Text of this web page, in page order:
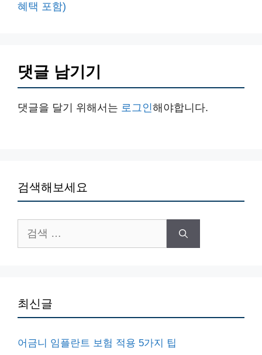
혜택 포함)
댓글 남기기
댓글을 달기 위해서는 로그인해야합니다.
검색해보세요
색:
최신글
어금니 임플란트 보험 적용 5가지 팁